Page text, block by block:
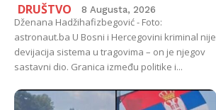
DRUŠTVO 8 Augusta, 2026
Dženana Hadžihafizbegović - Foto:
astronaut.ba U Bosni i Hercegovini kriminal nije
devijacija sistema u tragovima – on je njegov
sastavni dio. Granica između politike i...